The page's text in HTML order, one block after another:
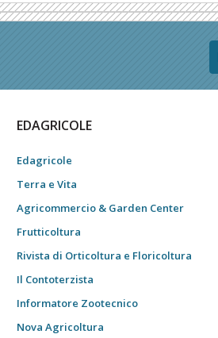
EDAGRICOLE
Edagricole
Terra e Vita
Agricommercio & Garden Center
Frutticoltura
Rivista di Orticoltura e Floricoltura
Il Contoterzista
Informatore Zootecnico
Nova Agricoltura